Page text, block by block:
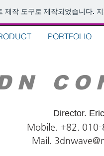
제작 도구로 제작되었습니다.
PORTFOLIO
Director.
Mobile. +82.
Mail.